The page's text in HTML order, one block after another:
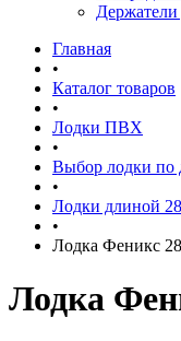
Держатели
Главная
•
Каталог товаров
•
Лодки ПВХ
•
Выбор лодки по
•
Лодки длиной
•
Лодка Феникс
Лодка